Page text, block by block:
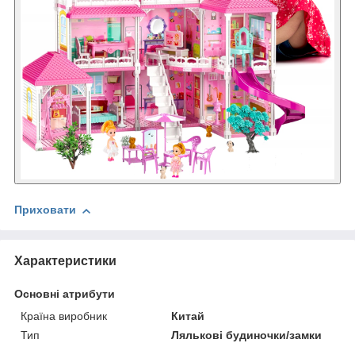
Приховати
Характеристики
Основні атрибути
Країна виробник
Китай
Тип
Лялькові будиночки/замки